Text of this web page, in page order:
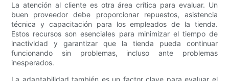
La atención al cliente es otra área crítica para evaluar. Un
buen proveedor debe proporcionar repuestos, asistencia
técnica y capacitación para los empleados de la tienda.
Estos recursos son esenciales para minimizar el tiempo de
inactividad y garantizar que la tienda pueda continuar
funcionando sin problemas, incluso ante problemas
inesperados.